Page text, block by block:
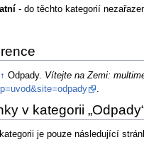
- do těchto kategorií
↑ Odpady. Vítejte na Zemi:
p=uvod&site=odpady
v kategorii
je pouze následující